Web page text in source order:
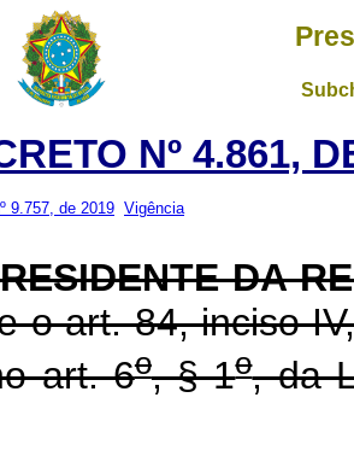
Nº 4.861,
9.757, de 2019 Vigência
DA
o art. 84, inciso
art. 6o, § 1o, da